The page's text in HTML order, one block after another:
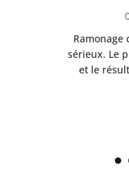
Ramonage
sérieux. Le
et le